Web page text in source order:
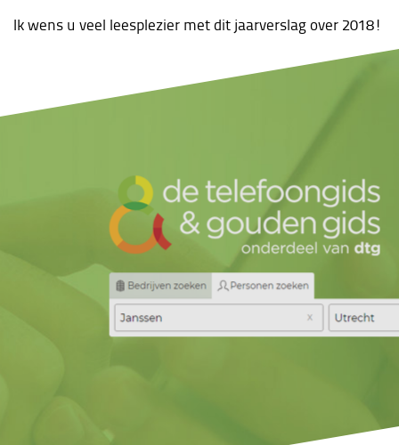
Ik wens u veel leesplezier met dit jaarverslag over 2018!